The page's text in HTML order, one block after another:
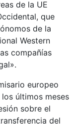
de la UE
que
de la
Western
compañías
europeo
últimos meses
sobre el
del